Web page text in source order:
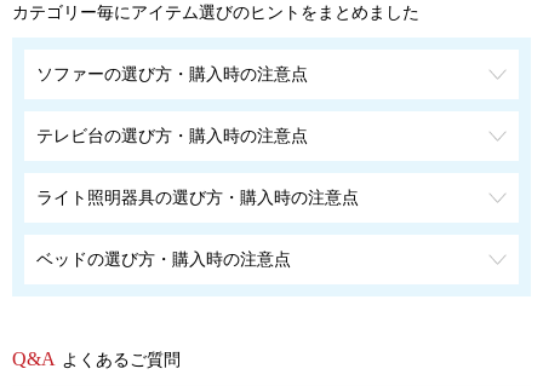
カテゴリー毎にアイテム選びのヒントをまとめました
ソファーの選び方・購入時の注意点
テレビ台の選び方・購入時の注意点
ライト照明器具の選び方・購入時の注意点
ベッドの選び方・購入時の注意点
よくあるご質問